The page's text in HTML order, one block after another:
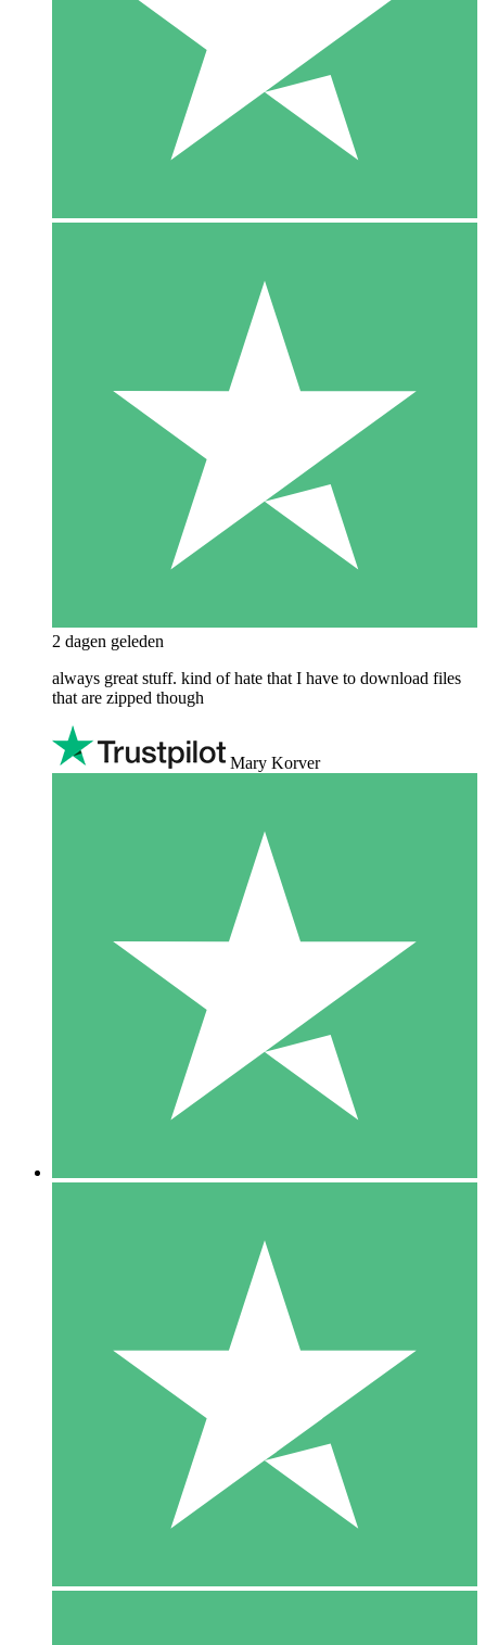
2 dagen geleden
always great stuff. kind of hate that I have to download files
that are zipped though
Mary Korver